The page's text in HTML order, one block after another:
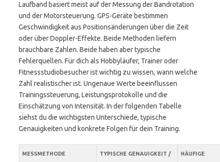
Laufband basiert meist auf der Messung der Bandrotation
und der Motorsteuerung. GPS-Geräte bestimmen
Geschwindigkeit aus Positionsänderungen über die Zeit
oder über Doppler-Effekte. Beide Methoden liefern
brauchbare Zahlen. Beide haben aber typische
Fehlerquellen. Für dich als Hobbyläufer, Trainer oder
Fitnessstudiobesucher ist wichtig zu wissen, wann welche
Zahl realistischer ist. Ungenaue Werte beeinflussen
Trainingssteuerung, Leistungsprotokolle und die
Einschätzung von Intensität. In der folgenden Tabelle
siehst du die wichtigsten Unterschiede, typische
Genauigkeiten und konkrete Folgen für dein Training.
MESSMETHODE
TYPISCHE GENAUIGKEIT /
HÄUFIGE